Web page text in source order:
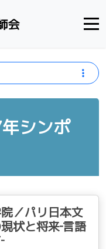
会
シンポ
／パリ日本文
状と将来‐言語